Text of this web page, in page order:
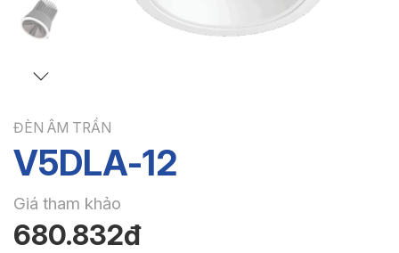
ĐÈN ÂM TRẦN
V5DLA-12
Giá tham khảo
680.832đ